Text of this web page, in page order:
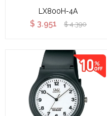
LX800H-4A
$ 3.951 $ 4.390